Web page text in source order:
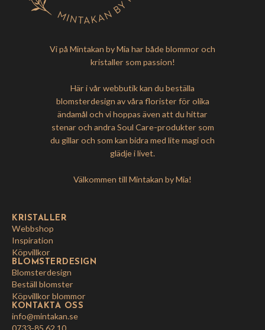
Vi på Mintakan by Mia har både blommor och
kristaller som passion!
Här i vår webbutik kan du beställa
blomsterdesign av våra florister för olika
ändamål och vi hoppas även att du hittar
stenar och andra Soul Care-produkter som
du gillar och som kan bidra med lite magi och
glädje i livet.
Välkommen till Mintakan by Mia!
KRISTALLER
Webbshop
Inspiration
Köpvillkor
BLOMSTERDESIGN
Blomsterdesign
Beställ blomster
Köpvillkor blommor
KONTAKTA OSS
info@mintakan.se